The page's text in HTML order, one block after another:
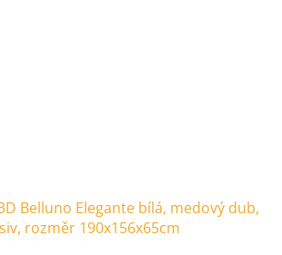
Belluno Elegante bílá, medový dub,
rozměr 190x156x65cm